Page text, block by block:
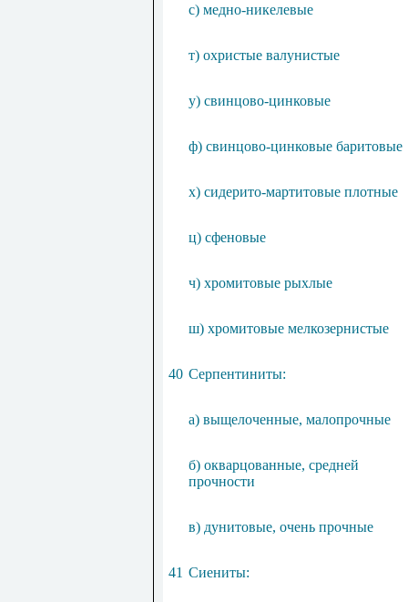
с) медно-никелевые
т) охристые валунистые
у) свинцово-цинковые
ф) свинцово-цинковые баритовые
х) сидерито-мартитовые плотные
ц) сфеновые
ч) хромитовые рыхлые
ш) хромитовые мелкозернистые
40 Серпентиниты:
а) выщелоченные, малопрочные
б) окварцованные, средней
прочности
в) дунитовые, очень прочные
41 Сиениты: